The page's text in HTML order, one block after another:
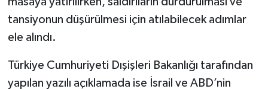
tansiyonun düşürülmesi için atılabilecek adımlar
ele alındı.
Türkiye Cumhuriyeti Dışişleri Bakanlığı tarafından
yapılan yazılı açıklamada ise İsrail ve ABD’nin